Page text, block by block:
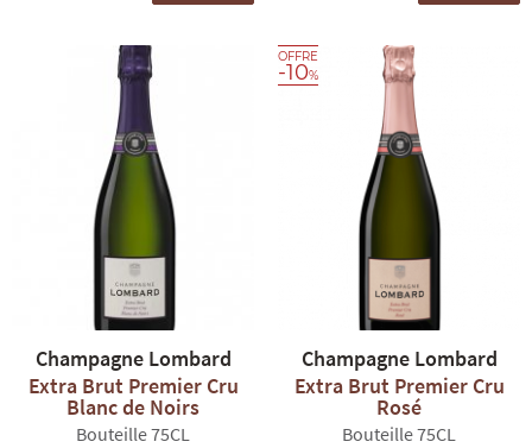
Champagne Lombard
Extra Brut Premier Cru
Blanc de Noirs
Bouteille 75CL
OFFRE
-10%
Champagne Lombard
Extra Brut Premier Cru
Rosé
Bouteille 75CL